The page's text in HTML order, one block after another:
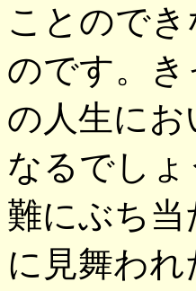
ことので
のです。
の人生に
なるでし
難にぶち
に見舞わ